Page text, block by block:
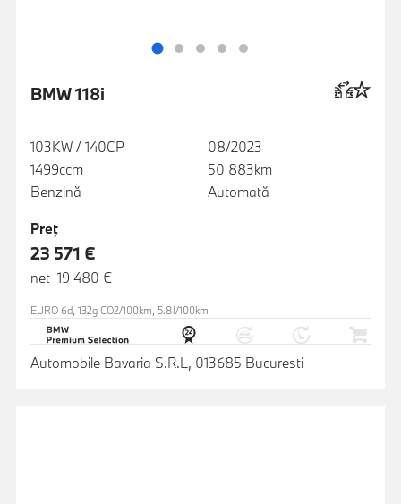
BMW 118i
103KW / 140CP
1499ccm
Benzină
08/2023
50 883km
Automată
Preţ
23 571 €
net 19 480 €
EURO 6d, 132g CO2/100km, 5.8l/100km
Automobile Bavaria S.R.L, 013685 Bucuresti